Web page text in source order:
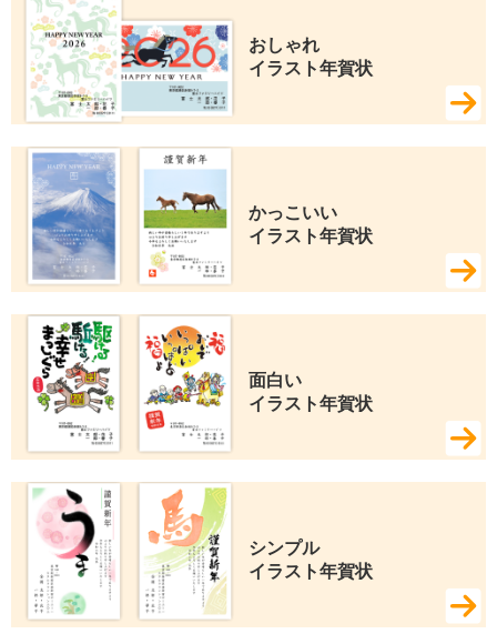
おしゃれ
イラスト年賀状
かっこいい
イラスト年賀状
面白い
イラスト年賀状
シンプル
イラスト年賀状